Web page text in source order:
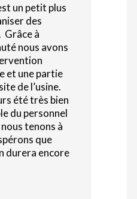
un petit plus
des
Grâce à
nous avons
et une partie
de l’usine.
été très bien
du personnel
tenons à
que
durera encore